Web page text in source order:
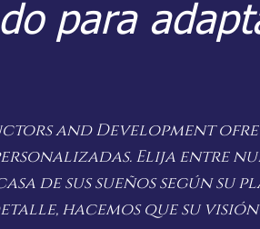
para
and Development
Elija entre
de sus sueños según su
hacemos que su